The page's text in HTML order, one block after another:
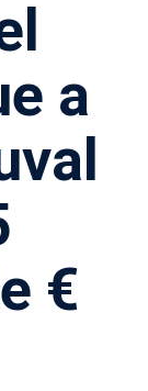
a
€